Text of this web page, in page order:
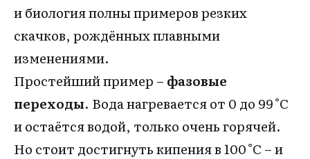
и биология полны примеров резких
скачков, рождённых плавными
изменениями.
Простейший пример – фазовые
переходы. Вода нагревается от 0 до 99 °C
и остаётся водой, только очень горячей.
Но стоит достигнуть кипения в 100 °C – и